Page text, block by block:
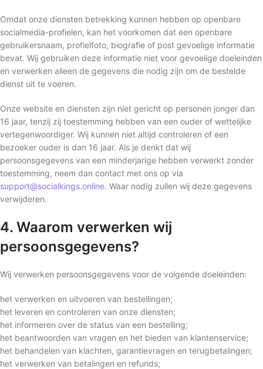
Omdat onze diensten betrekking kunnen hebben op openbare
socialmedia-profielen, kan het voorkomen dat een openbare
gebruikersnaam, profielfoto, biografie of post gevoelige informatie
bevat. Wij gebruiken deze informatie niet voor gevoelige doeleinden
en verwerken alleen de gegevens die nodig zijn om de bestelde
dienst uit te voeren.
Onze website en diensten zijn niet gericht op personen jonger dan
16 jaar, tenzij zij toestemming hebben van een ouder of wettelijke
vertegenwoordiger. Wij kunnen niet altijd controleren of een
bezoeker ouder is dan 16 jaar. Als je denkt dat wij
persoonsgegevens van een minderjarige hebben verwerkt zonder
toestemming, neem dan contact met ons op via
support@socialkings.online. Waar nodig zullen wij deze gegevens
verwijderen.
4. Waarom verwerken wij
persoonsgegevens?
Wij verwerken persoonsgegevens voor de volgende doeleinden:
het verwerken en uitvoeren van bestellingen;
het leveren en controleren van onze diensten;
het informeren over de status van een bestelling;
het beantwoorden van vragen en het bieden van klantenservice;
het behandelen van klachten, garantievragen en terugbetalingen;
het verwerken van betalingen en refunds;